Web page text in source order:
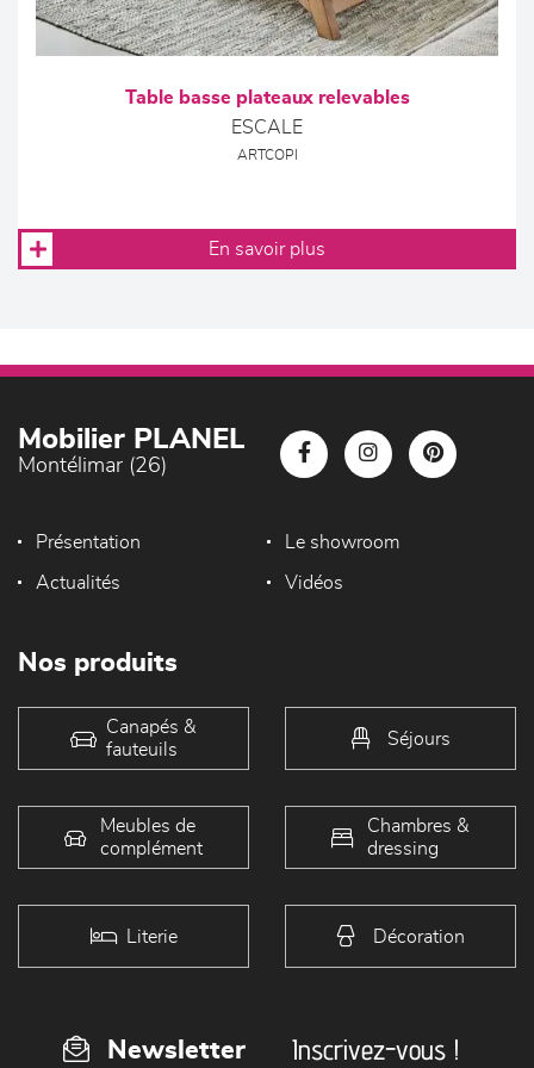
Table basse plateaux relevables
ESCALE
ARTCOPI
En savoir plus
Mobilier PLANEL
Montélimar (26)
Présentation Le showroom
Actualités Vidéos
Nos produits
Canapés &
fauteuils
Séjours
Meubles de
complément
Chambres &
dressing
Literie Décoration
Newsletter Inscrivez-vous !